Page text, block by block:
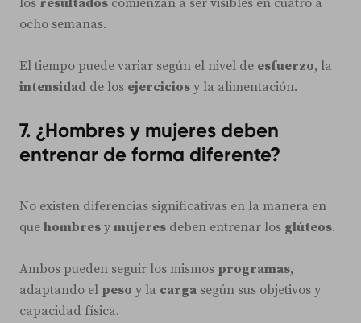
ocho semanas.
El tiempo puede variar según el nivel de esfuerzo, la
intensidad de los ejercicios y la alimentación.
7. ¿Hombres y mujeres deben
entrenar de forma diferente?
No existen diferencias significativas en la manera en
que hombres y mujeres deben entrenar los glúteos.
Ambos pueden seguir los mismos programas,
adaptando el peso y la carga según sus objetivos y
capacidad física.